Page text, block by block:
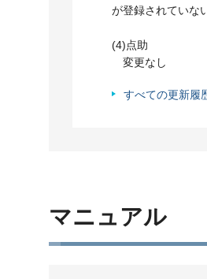
が登録されていな
(4)点助
変更なし
すべての更新履
マニュアル